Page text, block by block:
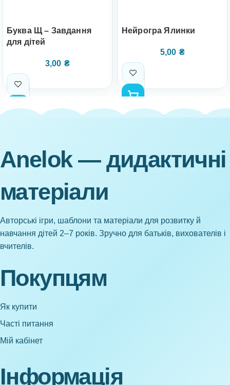
Буква Щ – Завдання
для дітей
3,00 ₴
Нейрогра Ялинки
5,00 ₴
Anelok — дидактичні
матеріали
Авторські ігри, шаблони та матеріали для розвитку й
навчання дітей 2–7 років. Зручно для батьків, вихователів і
вчителів.
Покупцям
Як купити
Часті питання
Мій кабінет
Інформація